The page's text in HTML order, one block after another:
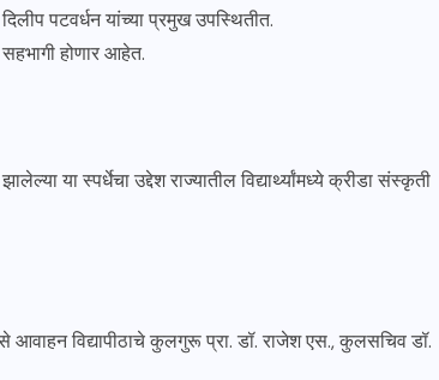
पटवर्धन यांच्या प्रमुख उपस्थितीत.
होणार आहेत.
या स्पर्धेचा उद्देश राज्यातील विद्यार्थ्यांमध्ये क्रीडा संस्कृती
आवाहन विद्यापीठाचे कुलगुरू प्रा. डॉ. राजेश एस., कुलसचिव डॉ.